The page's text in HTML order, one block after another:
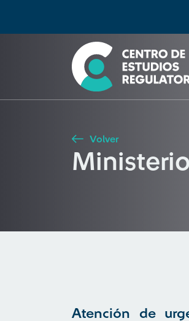
Seleccione país
Buscar
Volver
Atención de